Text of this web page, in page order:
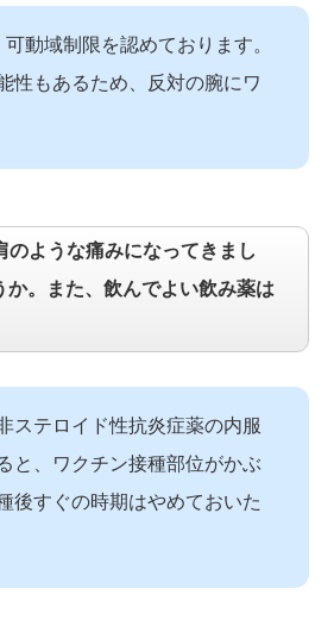
動域制限を認めております。
性もあるため、反対の腕にワ
のような痛みになってきまし
。また、飲んでよい飲み薬は
ステロイド性抗炎症薬の内服
と、ワクチン接種部位がかぶ
後すぐの時期はやめておいた